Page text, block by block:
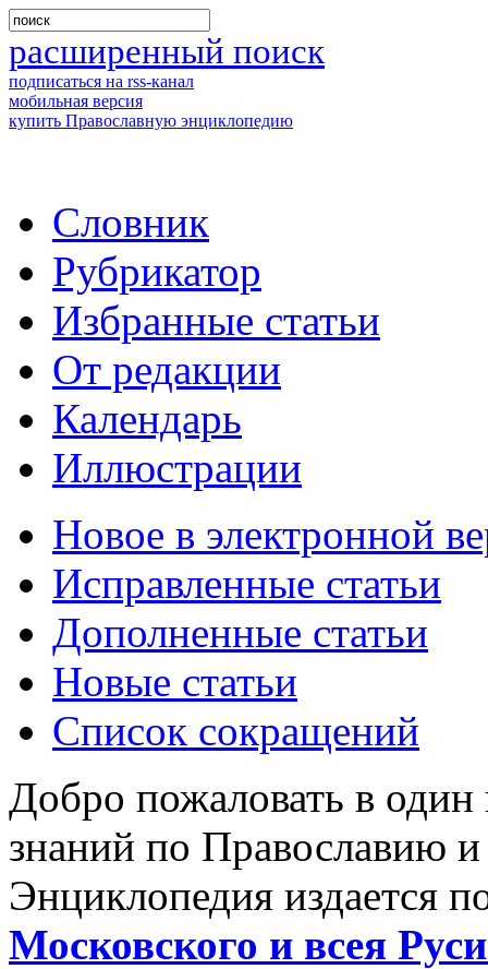
расширенный поиск
подписаться на rss-канал
мобильная версия
купить Православную энциклопедию
Словник
Рубрикатор
Избранные статьи
От редакции
Календарь
Иллюстрации
Новое в электронной
Исправленные статьи
Дополненные статьи
Новые статьи
Список сокращений
Добро пожаловать в
знаний по Православию
Энциклопедия издается
Московского и всея